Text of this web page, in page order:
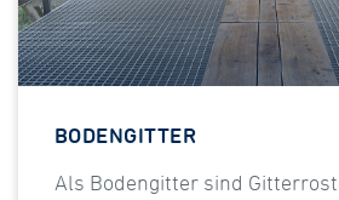
BODENGITTER
Als Bodengitter sind